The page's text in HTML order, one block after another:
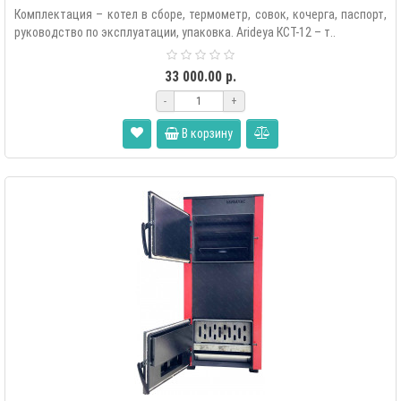
Комплектация – котел в сборе, термометр, совок, кочерга, паспорт,
руководство по эксплуатации, упаковка. Arideya КСТ-12 – т..
33 000.00 р.
- +
В корзину